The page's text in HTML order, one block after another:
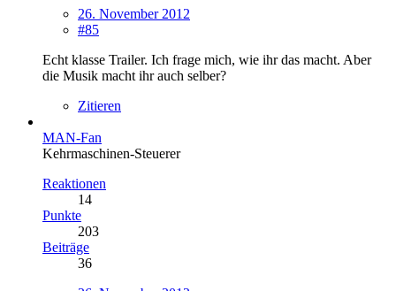
26. November 2012
#85
Echt klasse Trailer. Ich frage mich, wie ihr das macht. Aber
die Musik macht ihr auch selber?
Zitieren
MAN-Fan
Kehrmaschinen-Steuerer
Reaktionen
14
Punkte
203
Beiträge
36